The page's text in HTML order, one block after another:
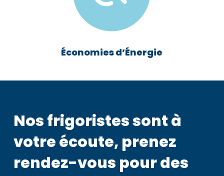
Économies d’Énergie
Nos frigoristes sont à
votre écoute, prenez
rendez-vous pour des